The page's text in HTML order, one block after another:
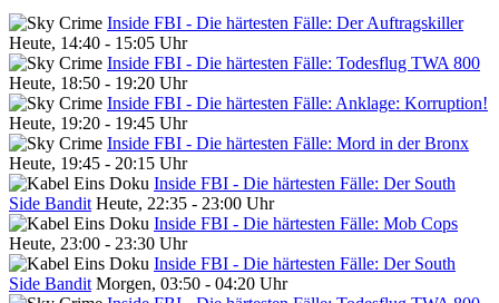
Inside FBI - Die härtesten Fälle: Der Auftragskiller
Heute, 14:40 - 15:05 Uhr
Inside FBI - Die härtesten Fälle: Todesflug TWA 800
Heute, 18:50 - 19:20 Uhr
Inside FBI - Die härtesten Fälle: Anklage: Korruption!
Heute, 19:20 - 19:45 Uhr
Inside FBI - Die härtesten Fälle: Mord in der Bronx
Heute, 19:45 - 20:15 Uhr
Inside FBI - Die härtesten Fälle: Der South
Side Bandit Heute, 22:35 - 23:00 Uhr
Inside FBI - Die härtesten Fälle: Mob Cops
Heute, 23:00 - 23:30 Uhr
Inside FBI - Die härtesten Fälle: Der South
Side Bandit Morgen, 03:50 - 04:20 Uhr